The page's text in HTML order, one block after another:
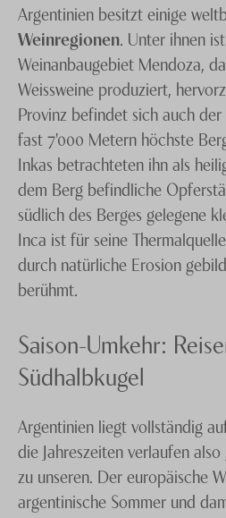
Argentinien besitzt einige
Weinregionen. Unter ihnen
Weinanbaugebiet Mendoza,
Weissweine produziert,
Provinz befindet sich auch
fast 7'000 Metern höchste
Inkas betrachteten ihn als
dem Berg befindliche
südlich des Berges gelegene
Inca ist für seine
durch natürliche Erosion
berühmt.
Saison-Umkehr:
Südhalbkugel
Argentinien liegt vollständig
die Jahreszeiten verlaufen
zu unseren. Der europäische
argentinische Sommer und